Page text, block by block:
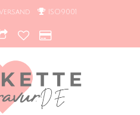
ISO9001